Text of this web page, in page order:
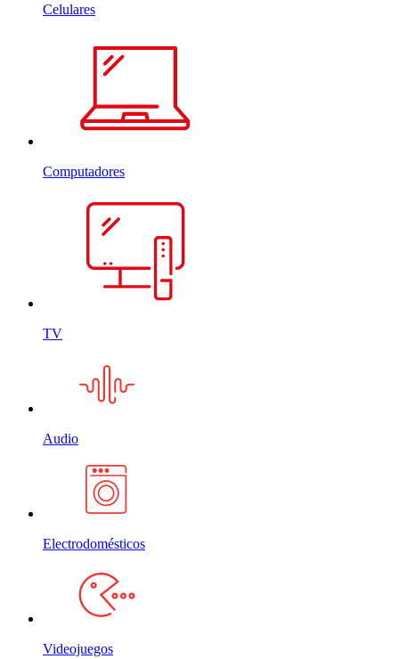
Celulares
Computadores
TV
Audio
Electrodomésticos
Videojuegos